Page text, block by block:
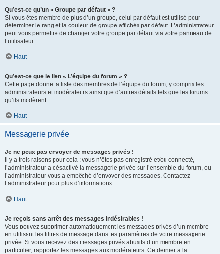
Qu’est-ce qu’un « Groupe par défaut » ?
Si vous êtes membre de plus d’un groupe, celui par défaut est utilisé pour
déterminer le rang et la couleur de groupe affichés par défaut. L’administrateur
peut vous permettre de changer votre groupe par défaut via votre panneau de
l’utilisateur.
Haut
Qu’est-ce que le lien « L’équipe du forum » ?
Cette page donne la liste des membres de l’équipe du forum, y compris les
administrateurs et modérateurs ainsi que d’autres détails tels que les forums
qu’ils modèrent.
Haut
Messagerie privée
Je ne peux pas envoyer de messages privés !
Il y a trois raisons pour cela : vous n’êtes pas enregistré et/ou connecté,
l’administrateur a désactivé la messagerie privée sur l’ensemble du forum, ou
l’administrateur vous a empêché d’envoyer des messages. Contactez
l’administrateur pour plus d’informations.
Haut
Je reçois sans arrêt des messages indésirables !
Vous pouvez supprimer automatiquement les messages privés d’un membre
en utilisant les filtres de message dans les paramètres de votre messagerie
privée. Si vous recevez des messages privés abusifs d’un membre en
particulier, rapportez les messages aux modérateurs. Ce dernier a la